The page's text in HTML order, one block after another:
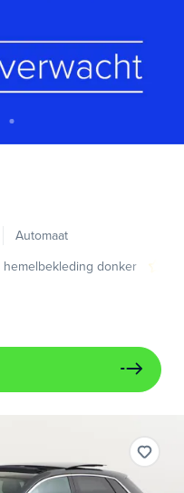
Automaat
hemelbekleding donker